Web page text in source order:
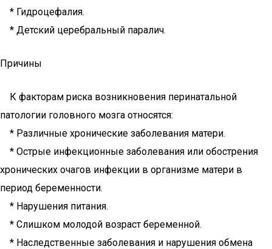
* Гидроцефалия.
* Детский церебральный паралич.
Причины
К факторам риска возникновения перинатальной
патологии головного мозга относятся:
* Различные хронические заболевания матери.
* Острые инфекционные заболевания или обострения
хронических очагов инфекции в организме матери в
период беременности.
* Нарушения питания.
* Слишком молодой возраст беременной.
* Наследственные заболевания и нарушения обмена